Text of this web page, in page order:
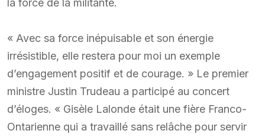
« Avec sa force inépuisable et son énergie
irrésistible, elle restera pour moi un exemple
d’engagement positif et de courage. » Le premier
ministre Justin Trudeau a participé au concert
d’éloges. « Gisèle Lalonde était une fière Franco-
Ontarienne qui a travaillé sans relâche pour servir